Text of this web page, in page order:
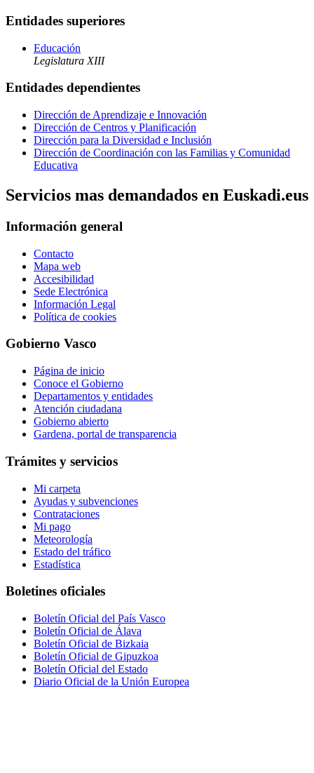
Entidades superiores
Educación
Legislatura XIII
Entidades dependientes
Dirección de Aprendizaje e Innovación
Dirección de Centros y Planificación
Dirección para la Diversidad e Inclusión
Dirección de Coordinación con las Familias y Comunidad
Educativa
Servicios mas demandados en Euskadi.eus
Información general
Contacto
Mapa web
Accesibilidad
Sede Electrónica
Información Legal
Política de cookies
Gobierno Vasco
Página de inicio
Conoce el Gobierno
Departamentos y entidades
Atención ciudadana
Gobierno abierto
Gardena, portal de transparencia
Trámites y servicios
Mi carpeta
Ayudas y subvenciones
Contrataciones
Mi pago
Meteorología
Estado del tráfico
Estadística
Boletines oficiales
Boletín Oficial del País Vasco
Boletín Oficial de Álava
Boletín Oficial de Bizkaia
Boletín Oficial de Gipuzkoa
Boletín Oficial del Estado
Diario Oficial de la Unión Europea